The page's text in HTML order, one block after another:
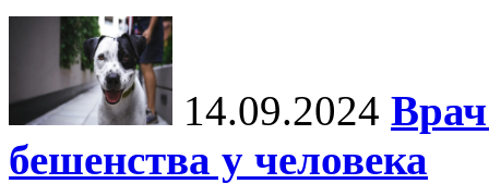
14.09.2024
бешенства у человека